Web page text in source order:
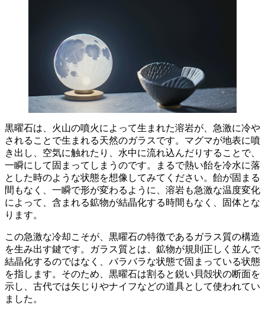
黒曜石は、火山の噴火によって生まれた溶岩が、急激に冷や
されることで生まれる天然のガラスです。 マグマが地表に噴
き出し、空気に触れたり、水中に流れ込んだりすることで、
一瞬にして固まってしまう のです。まるで熱い飴を冷水に落
とした時のような状態を想像してみてください。飴が固まる
間もなく、一瞬で形が変わるように、溶岩も急激な温度変化
によって、 含まれる鉱物が結晶化する時間もなく、固体とな
ります。
この急激な冷却こそが、黒曜石の特徴であるガラス質の構造
を生み出す鍵です。ガラス質とは、鉱物が規則正しく並んで
結晶化するのではなく、バラバラな状態で固まっている状態
を指します。そのため、 黒曜石は割ると鋭い貝殻状の断面を
示し、古代では矢じりやナイフなどの道具として使われてい
ました。